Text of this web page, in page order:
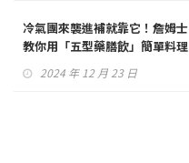
冷氣團來襲進補就靠它！詹姆士
教你用「五型藥膳飲」簡單料理
2024 年 12 月 23 日